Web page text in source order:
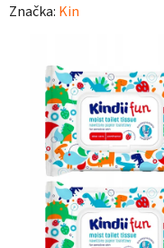
hodnotenie
hviezdičiek.
Značka: Kin